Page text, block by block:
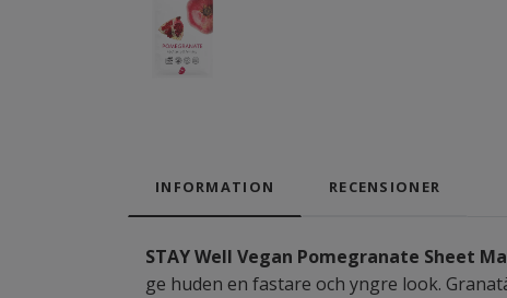
INFORMATION RECENSIONER
STAY Well Vegan Pomegranate Sheet
ge huden en fastare och yngre look.